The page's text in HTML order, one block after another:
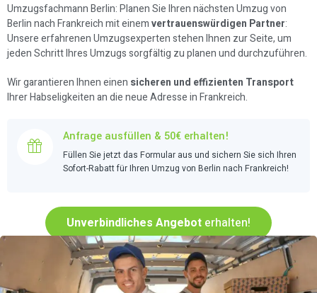
Umzugsfachmann Berlin: Planen Sie Ihren nächsten Umzug von
Berlin nach Frankreich mit einemvertrauenswürdigen Partner:
Unsere erfahrenen Umzugsexperten stehen Ihnen zur Seite, um
jeden Schritt Ihres Umzugs sorgfältig zu planen und durchzuführen.
Wir garantieren Ihnen einen sicheren und effizienten Transport
Ihrer Habseligkeiten an die neue Adresse in Frankreich.
Anfrage ausfüllen & 50€ erhalten!
Füllen Sie jetzt das Formular aus und sichern Sie sich Ihren
Sofort-Rabatt für Ihren Umzug von Berlin nach Frankreich!
Unverbindliches Angebot erhalten!